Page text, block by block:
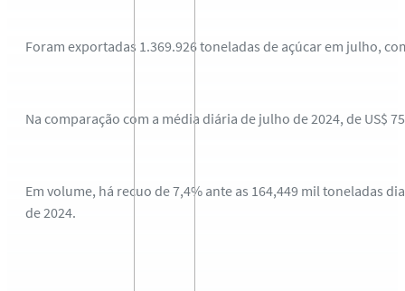
Foram exportadas 1.369.926 toneladas de açúcar em julho,
Na comparação com a média diária de julho de 2024, de US$
Em volume, há recuo de 7,4% ante as 164,449 mil toneladas
de 2024.